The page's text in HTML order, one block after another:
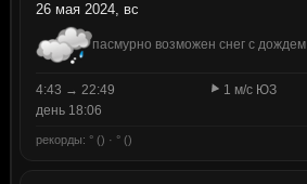
26 мая 2024, вс
пасмурно возможен снег с дождем
4:43 → 22:49
1 м/с ЮЗ
день 18:06
рекорды: ° () · ° ()